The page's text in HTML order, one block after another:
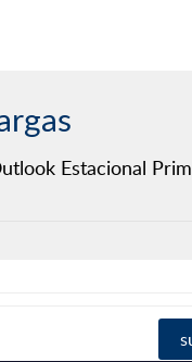
Estacional